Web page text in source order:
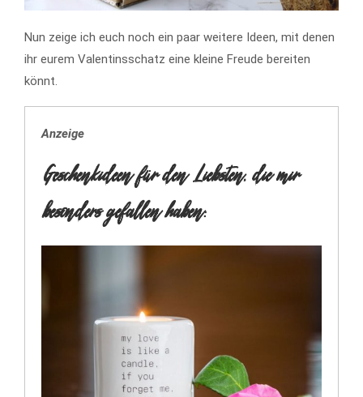
Nun zeige ich euch noch ein paar weitere Ideen, mit denen
ihr eurem Valentinsschatz eine kleine Freude bereiten
könnt.
Anzeige
Geschenkideen für den Liebsten, die mir
besonders gefallen haben: